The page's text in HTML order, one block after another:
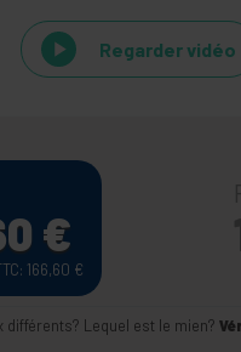
Regarder vidéo
€
166,60 €
différents? Lequel est le mien?